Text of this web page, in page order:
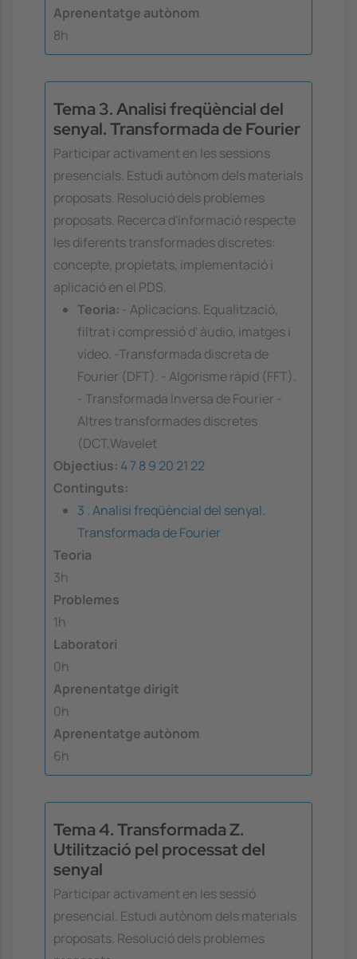
Aprenentatge autònom
8h
Tema 3. Analisi freqüèncial del
senyal. Transformada de Fourier
Participar activament en les sessions
presencials. Estudi autònom dels materials
proposats. Resolució dels problemes
proposats. Recerca d'informació respecte
les diferents transformades discretes:
concepte, propietats, implementació i
aplicació en el PDS.
Teoria: - Aplicacions. Equalització,
filtrat i compressió d' àudio, imatges i
vídeo. -Transformada discreta de
Fourier (DFT). - Algorisme ràpid (FFT).
- Transformada Inversa de Fourier -
Altres transformades discretes
(DCT,Wavelet
Objectius: 47 8 9 20 21 22
Continguts:
3 . Analisi freqüèncial del senyal.
Transformada de Fourier
Teoria
3h
Problemes
1h
Laboratori
0h
Aprenentatge dirigit
0h
Aprenentatge autònom
6h
Tema 4. Transformada Z.
Utilització pel processat del
senyal
Participar activament en les sessió
presencial. Estudi autònom dels materials
proposats. Resolució dels problemes